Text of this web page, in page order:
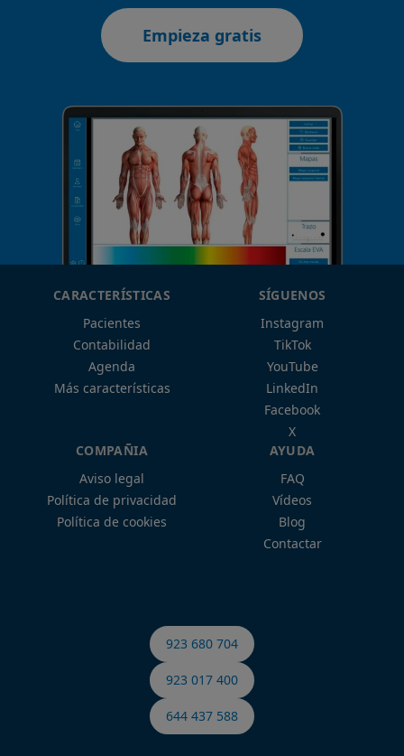
Empieza gratis
CARACTERÍSTICAS
Pacientes
Contabilidad
Agenda
Más características
SÍGUENOS
Instagram
TikTok
YouTube
LinkedIn
Facebook
X
COMPAÑIA
Aviso legal
Política de privacidad
Política de cookies
AYUDA
FAQ
Vídeos
Blog
Contactar
923 680 704
923 017 400
644 437 588